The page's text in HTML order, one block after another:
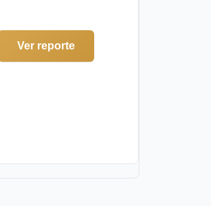
Ver reporte